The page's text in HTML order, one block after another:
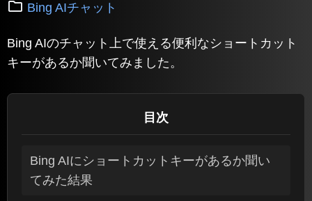
Bing AIチャット
Bing AIのチャット上で使える便利なショートカット
キーがあるか聞いてみました。
目次
Bing AIにショートカットキーがあるか聞い
てみた結果